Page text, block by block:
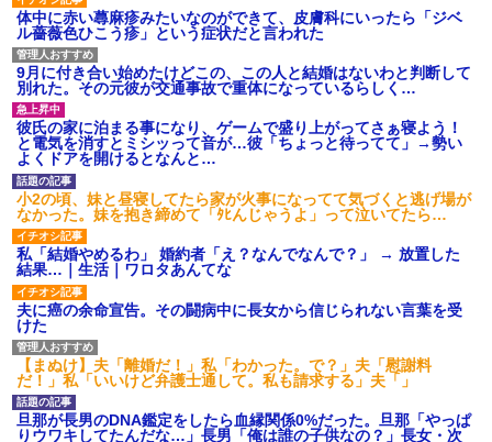
私「初めて飲む味だけどなん
のお茶？」彼「ちっ！」私「」
【GIF】JSのカンチョーワロ
タ
後続車にクラクションを鳴ら
され彼氏が逆切れ。「何クラク
ション鳴らしてんだ！降りてこ
いよ！」と怒鳴りだし...
【衝撃】報酬100万円超の治験
募集がこちらｗｗｗｗｗ(※画像
あり)
【ネット騒然】惨殺されたタ
ワマン頂き女子のこの動画、す
げえええええｗｗｗｗｗｗｗｗ
ｗｗｗ
【愕然】白のクラウン俺氏、
高速道路左車線を制限速度で走
った結果wwwwwwwwwwww
百年の恋12-899 食べた量を
張り合ってくる
【悲報】佐藤輝明・・・２軍
でも盛大にやらかす←あまり悲
しませないでくれ
体中に赤い蕁麻疹みたいなのができて、皮膚科にいったら「ジベ
ル薔薇色ひこう疹」という症状だと言われた
9月に付き合い始めたけどこの、この人と結婚はないわと判断して
別れた。その元彼が交通事故で重体になっているらしく…
彼氏の家に泊まる事になり、ゲームで盛り上がってさぁ寝よう！
と電気を消すとミシッって音が…彼「ちょっと待ってて」→勢い
よくドアを開けるとなんと…
小2の頃、妹と昼寝してたら家が火事になってて気づくと逃げ場が
なかった。妹を抱き締めて「ﾀﾋんじゃうよ」って泣いてたら…
私「結婚やめるわ」 婚約者「え？なんでなんで？」 → 放置した
結果…｜生活｜ワロタあんてな
夫に癌の余命宣告。その闘病中に長女から信じられない言葉を受
けた
【まぬけ】夫「離婚だ！」私「わかった。で？」夫「慰謝料
だ！」私「いいけど弁護士通して。私も請求する」夫「」
旦那が長男のDNA鑑定をしたら血縁関係0%だった。旦那「やっぱ
りウワキしてたんだな…」長男「俺は誰の子供なの？」長女・次